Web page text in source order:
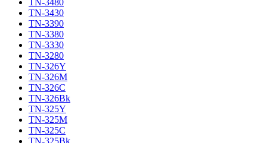
TN-3480
TN-3430
TN-3390
TN-3380
TN-3330
TN-3280
TN-326Y
TN-326M
TN-326C
TN-326Bk
TN-325Y
TN-325M
TN-325C